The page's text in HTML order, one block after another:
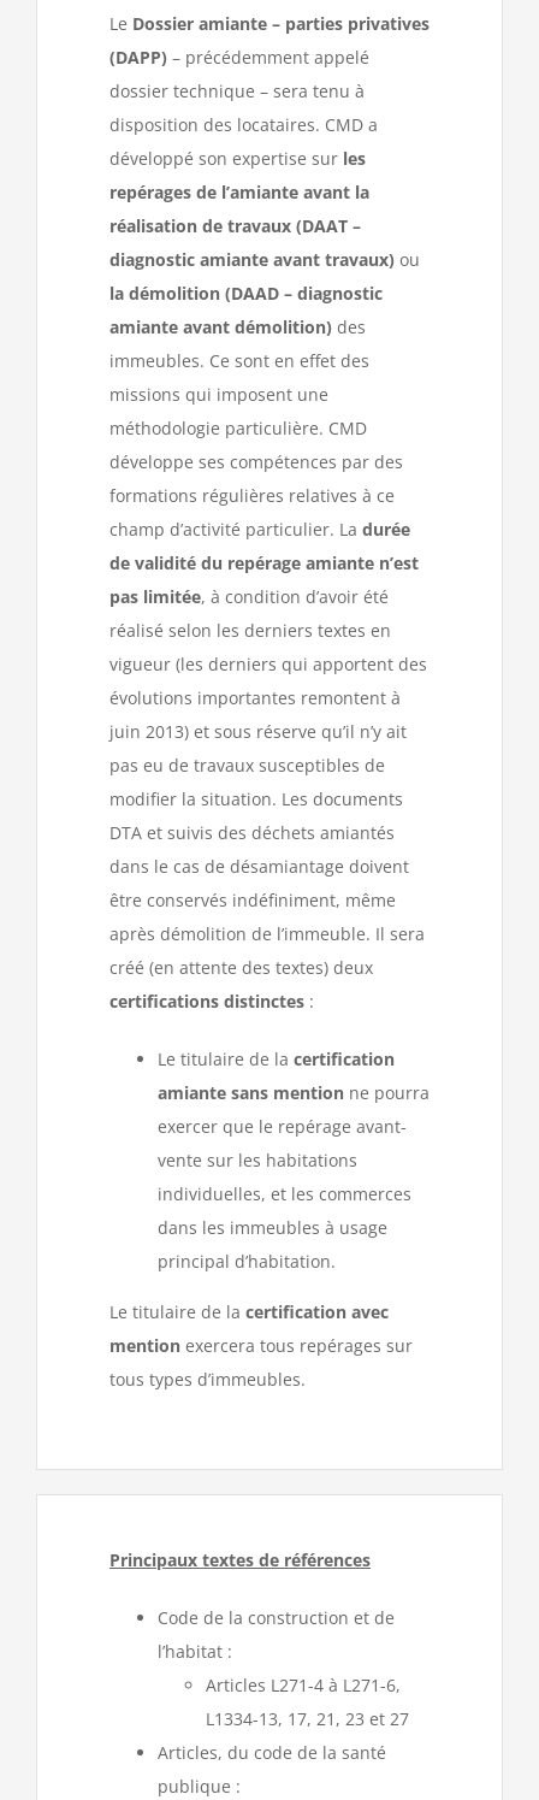
Le Dossier amiante – parties privatives
(DAPP) – précédemment appelé
dossier technique – sera tenu à
disposition des locataires. CMD a
développé son expertise sur les
repérages de l’amiante avant la
réalisation de travaux (DAAT –
diagnostic amiante avant travaux) ou
la démolition (DAAD – diagnostic
amiante avant démolition) des
immeubles. Ce sont en effet des
missions qui imposent une
méthodologie particulière. CMD
développe ses compétences par des
formations régulières relatives à ce
champ d’activité particulier. La durée
de validité du repérage amiante n’est
pas limitée, à condition d’avoir été
réalisé selon les derniers textes en
vigueur (les derniers qui apportent des
évolutions importantes remontent à
juin 2013) et sous réserve qu’il n’y ait
pas eu de travaux susceptibles de
modifier la situation. Les documents
DTA et suivis des déchets amiantés
dans le cas de désamiantage doivent
être conservés indéfiniment, même
après démolition de l’immeuble. Il sera
créé (en attente des textes) deux
certifications distinctes :
Le titulaire de la certification
amiante sans mention ne pourra
exercer que le repérage avant-
vente sur les habitations
individuelles, et les commerces
dans les immeubles à usage
principal d’habitation.
Le titulaire de la certification avec
mention exercera tous repérages sur
tous types d’immeubles.
Principaux textes de références
Code de la construction et de
l’habitat :
Articles L271-4 à L271-6,
L1334-13, 17, 21, 23 et 27
Articles, du code de la santé
publique :